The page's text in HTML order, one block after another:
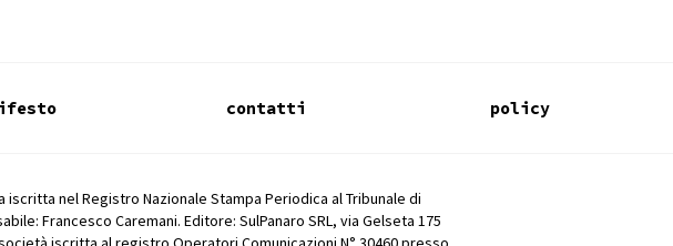
contatti policy
nel Registro Nazionale Stampa Periodica al Tribunale di
Francesco Caremani. Editore: SulPanaro SRL, via Gelseta 175